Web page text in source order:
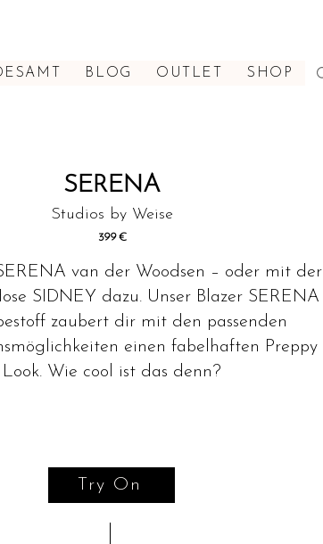
BLOG OUTLET SHOP
SERENA
Studios by Weise
399€
van der Woodsen – oder mit der
SIDNEY dazu. Unser Blazer SERENA
zaubert dir mit den passenden
einen fabelhaften Preppy
Look. Wie cool ist das denn?
Try On